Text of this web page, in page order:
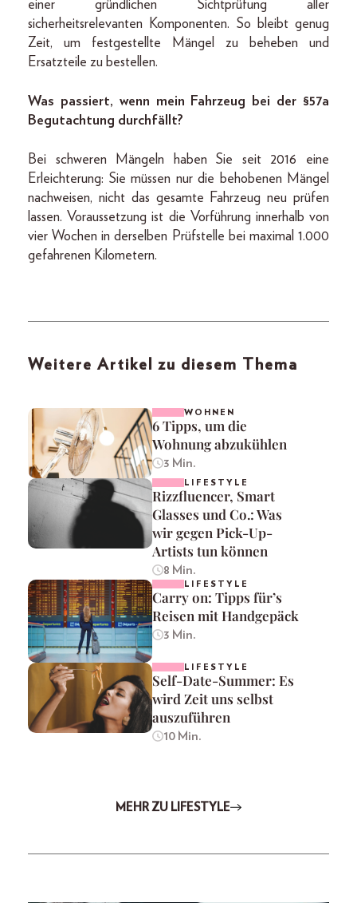
einer gründlichen Sichtprüfung aller
sicherheitsrelevanten Komponenten. So bleibt genug
Zeit, um festgestellte Mängel zu beheben und
Ersatzteile zu bestellen.
Was passiert, wenn mein Fahrzeug bei der §57a
Begutachtung durchfällt?
Bei schweren Mängeln haben Sie seit 2016 eine
Erleichterung: Sie müssen nur die behobenen Mängel
nachweisen, nicht das gesamte Fahrzeug neu prüfen
lassen. Voraussetzung ist die Vorführung innerhalb von
vier Wochen in derselben Prüfstelle bei maximal 1.000
gefahrenen Kilometern.
Weitere Artikel zu diesem Thema
WOHNEN
6 Tipps, um die
Wohnung abzukühlen
3 Min.
LIFESTYLE
Rizzfluencer, Smart
Glasses und Co.: Was
wir gegen Pick-Up-
Artists tun können
8 Min.
LIFESTYLE
Carry on: Tipps für’s
Reisen mit Handgepäck
3 Min.
LIFESTYLE
Self-Date-Summer: Es
wird Zeit uns selbst
auszuführen
10 Min.
MEHR ZU LIFESTYLE